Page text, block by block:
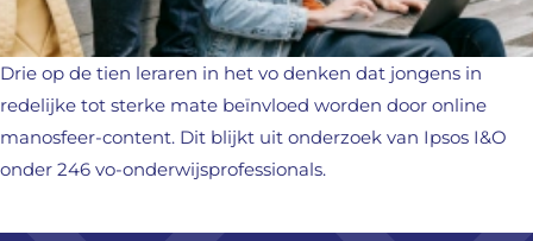
Drie op de tien leraren in het vo denken dat jongens in
redelijke tot sterke mate beïnvloed worden door online
manosfeer-content. Dit blijkt uit onderzoek van Ipsos I&O
onder 246 vo-onderwijsprofessionals.